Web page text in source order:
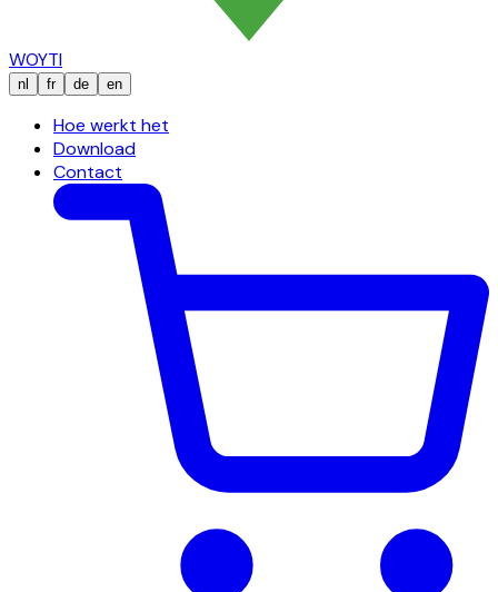
WOYTI
nl fr de en
Hoe werkt het
Download
Contact